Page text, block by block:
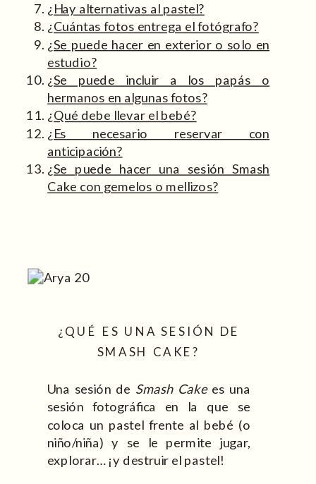
¿Hay alternativas al pastel?
¿Cuántas fotos entrega el fotógrafo?
¿Se puede hacer en exterior o solo en
estudio?
¿Se puede incluir a los papás o
hermanos en algunas fotos?
¿Qué debe llevar el bebé?
¿Es necesario reservar con
anticipación?
¿Se puede hacer una sesión Smash
Cake con gemelos o mellizos?
¿QUÉ ES UNA SESIÓN DE
SMASH CAKE?
Una sesión de Smash Cakees una
sesión fotográfica en la que se
coloca un pastel frente al bebé (o
niño/niña) y se le permite jugar,
explorar… ¡y destruir el pastel!